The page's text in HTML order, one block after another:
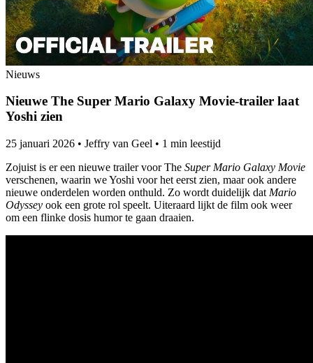
Nieuws
Nieuwe The Super Mario Galaxy Movie-trailer laat
Yoshi zien
25 januari 2026 • Jeffry van Geel • 1 min leestijd
Zojuist is er een nieuwe trailer voor The Super Mario Galaxy Movie
verschenen, waarin we Yoshi voor het eerst zien, maar ook andere
nieuwe onderdelen worden onthuld. Zo wordt duidelijk dat Mario
Odyssey ook een grote rol speelt. Uiteraard lijkt de film ook weer
om een flinke dosis humor te gaan draaien.